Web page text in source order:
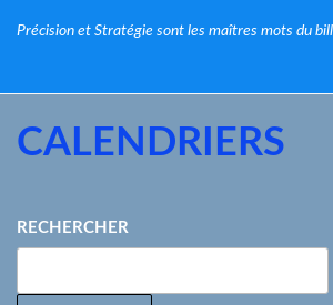
Précision et Stratégie sont les maîtres mots du
CALENDRIERS
RECHERCHER